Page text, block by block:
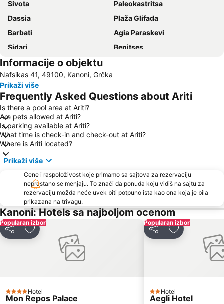
Sivota
Paleokastritsa
Dassia
Plaža Glifada
Barbati
Agia Paraskevi
Sidari
Benitses
Kouloura Beach
Arillas Beach
Nisaki
Aghios Georgios Argirades
Plaža Bella Vraka
Luka Krf
Corfu International Airport
Plaža Kavos
Igoumenitsa
Sarakiniko
Lefkas - Town
Μoraitika
Paralies Kassiopis
Mikri Ammos
K.T.E.L. Corfu
Ionian Academy
Agios Spyridon Church
Alykes Potamou
Kerasia
Acharavi
Syri i Kaltër
Paxi
Ekthesiako Kentro Kerkuras Corexpo
Informacije o objektu
Nafsikas 41, 49100, Kanoni, Grčka
Prikaži više
Frequently Asked Questions about Ariti
Is there a pool area at Ariti?
Are pets allowed at Ariti?
Is parking available at Ariti?
What time is check-in and check-out at Ariti?
Where is Ariti located?
Prikaži više
Cene i raspoloživost koje primamo sa sajtova za rezervaciju
neprestano se menjaju. To znači da ponuda koju vidiš na sajtu za
rezervaciju možda neće uvek biti potpuno ista kao ona koja je bila
prikazana na trivagu.
Kanoni: Hotels sa najboljom ocenom
Popularan izbor
Deli Dodati u favorite
4 Zvezdice
Hotel
Mon Repos Palace
Popularan izbor
Deli Dodati u
2 Zvezdice
Hotel
Aegli Hotel